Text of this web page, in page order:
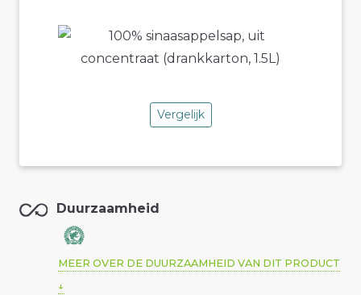
Vergelijk
Duurzaamheid
MEER OVER DE DUURZAAMHEID VAN DIT PRODUCT